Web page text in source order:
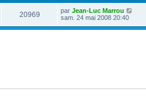
20969 par Jean-Luc Marrou
sam. 24 mai 2008 20:40